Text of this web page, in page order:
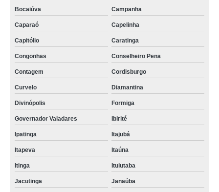
Bocaiúva Campanha
Caparaó Capelinha
Capitólio Caratinga
Congonhas Conselheiro Pena
Contagem Cordisburgo
Curvelo Diamantina
Divinópolis Formiga
Governador Valadares Ibirité
Ipatinga Itajubá
Itapeva Itaúna
Itinga Ituiutaba
Jacutinga Janaúba